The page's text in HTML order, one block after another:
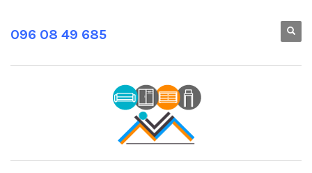
096 08 49 685